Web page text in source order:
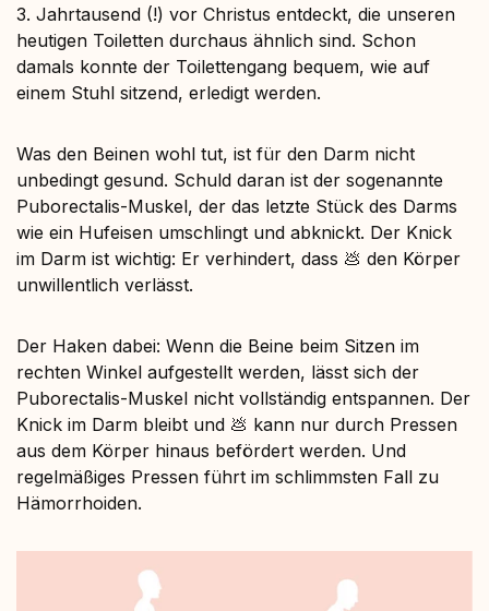
3. Jahrtausend (!) vor Christus entdeckt, die unseren
heutigen Toiletten durchaus ähnlich sind. Schon
damals konnte der Toilettengang bequem, wie auf
einem Stuhl sitzend, erledigt werden.
Was den Beinen wohl tut, ist für den Darm nicht
unbedingt gesund. Schuld daran ist der sogenannte
Puborectalis-Muskel, der das letzte Stück des Darms
wie ein Hufeisen umschlingt und abknickt. Der Knick
im Darm ist wichtig: Er verhindert, dass 💩 den Körper
unwillentlich verlässt.
Der Haken dabei: Wenn die Beine beim Sitzen im
rechten Winkel aufgestellt werden, lässt sich der
Puborectalis-Muskel nicht vollständig entspannen. Der
Knick im Darm bleibt und 💩 kann nur durch Pressen
aus dem Körper hinaus befördert werden. Und
regelmäßiges Pressen führt im schlimmsten Fall zu
Hämorrhoiden.